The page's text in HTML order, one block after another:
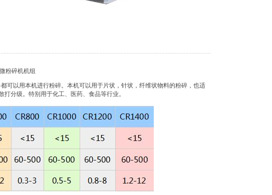
粉碎机机组
可以用本机进行粉碎。本机可以用于片状，针状，纤维状物料的粉碎，也适
分级。特别用于化工、医药、食品等行业。